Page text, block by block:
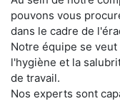
pouvons vous
dans le cadre de
Notre équipe se
l'hygiène et la
de travail.
Nos experts sont